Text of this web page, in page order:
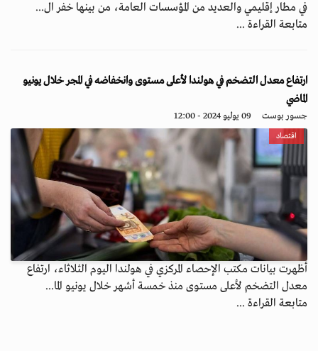
في مطار إقليمي والعديد من المؤسسات العامة، من بينها خفر ال...
متابعة القراءة ...
ارتفاع معدل التضخم في هولندا لأعلى مستوى وانخفاضه في المجر خلال يونيو
الماضي
جسور بوست 09 يوليو 2024 - 12:00
اقتصاد
أظهرت بيانات مكتب الإحصاء المركزي في هولندا اليوم الثلاثاء، ارتفاع
معدل التضخم لأعلى مستوى منذ خمسة أشهر خلال يونيو الما...
متابعة القراءة ...